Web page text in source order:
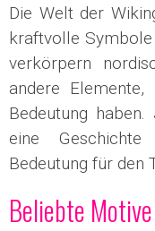
Die Welt der
kraftvolle Symbole
verkörpern
andere
Bedeutung
eine
Bedeutung für den
Beliebte